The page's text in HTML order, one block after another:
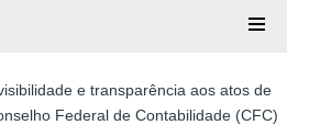
e transparência aos atos de
Federal de Contabilidade (CFC)